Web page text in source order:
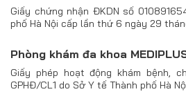
Giấy chứng nhận ĐKDN số
phố Hà Nội cấp lần thứ 6 ngày 29
Phòng khám đa khoa
Giấy phép hoạt động khám bệnh,
GPHĐ/CL1 do Sở Y tế Thành phố Hà